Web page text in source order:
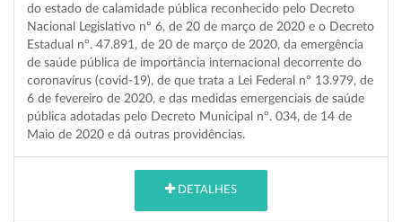
do estado de calamidade pública reconhecido pelo Decreto
Nacional Legislativo nº 6, de 20 de março de 2020 e o Decreto
Estadual nº. 47.891, de 20 de março de 2020, da emergência
de saúde pública de importância internacional decorrente do
coronavírus (covid-19), de que trata a Lei Federal nº 13.979, de
6 de fevereiro de 2020, e das medidas emergenciais de saúde
pública adotadas pelo Decreto Municipal nº. 034, de 14 de
Maio de 2020 e dá outras providências.
DETALHES